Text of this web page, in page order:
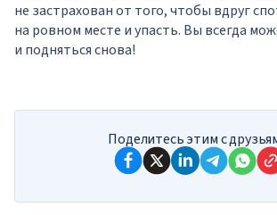
не застрахован от того, чтобы вдруг
на ровном месте и упасть. Вы всегда
и подняться снова!
Поделитесь этим с